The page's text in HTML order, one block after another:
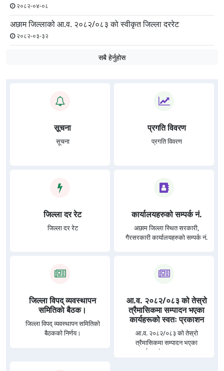
२०८२-०४-०८
अछाम जिल्लाको आ.व. २०८२/०८३ को स्वीकृत जिल्ला दररेट
२०८२-०३-३२
सबै हेर्नुहोस
सूचना
सूचना
प्रगति विवरण
प्रगति विवरण
जिल्ला दर रेट
जिल्ला दर रेट
कार्यालयहरुको सम्पर्क नं.
अछाम जिल्ला स्थित सरकारी,
गैरसरकारी कार्यालयहरुको सम्पर्क नं.
जिल्ला विपद् व्यवस्थापन
समितिकाे बैठक।
जिल्ला विपद् व्यवस्थापन समितिकाे
बैठककाे निर्णय।
आ.व. २०८२/०८३ को तेस्रो
त्रैमासिकमा सम्पादन भएका
कार्यहरूको स्वतः प्रकाशन
आ.व. २०८२/०८३ को तेस्रो
त्रैमासिकमा सम्पादन भएका
कार्यहरूको स्वतः प्रकाशन